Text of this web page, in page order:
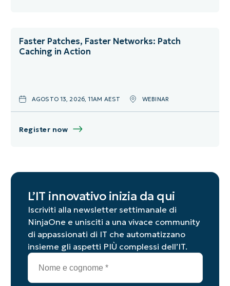
Faster Patches, Faster Networks: Patch
Caching in Action
AGOSTO 13, 2026, 11AM AEST WEBINAR
Register now
L’IT innovativo inizia da qui
Iscriviti alla newsletter settimanale di
NinjaOne e unisciti a una vivace community
di appassionati di IT che automatizzano
insieme gli aspetti PIÙ complessi dell’IT.